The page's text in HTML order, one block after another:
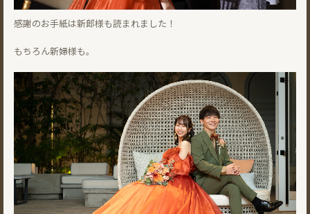
感謝のお手紙は新郎様も読まれました！
もちろん新婦様も。